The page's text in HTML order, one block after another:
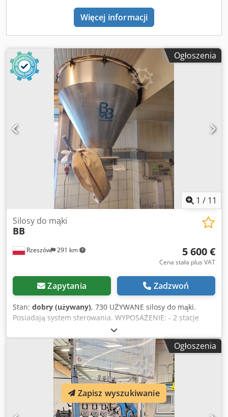
Więcej informacji
Ogłoszenia
1 / 11
Rzeszów 291 km
Silosy do mąki
BB
5 600 €
Cena stała plus VAT
Zapytania Zadzwoń
Stan: dobry (używany), 730 UŻYWANE silosy do mąki.
Posiadają system sterowania. WYPOSAŻENIE: - 2 stacje
(zbiorniki) rozładunku mąki - 4 silosy płucienne o łącznej
pojemności ok 13-14 ton o wym: WYMIARY ZEWNĘTRZNE (w
cm.): - 1 silos: 294x294, wys 230, pojemność: 5 ton - 2 silos:
208x208, wys 230, pojemność: 3 tony - 3 silos: 177x278, wys
220, pojemność: 3 tony - 4 silos: 177x208, wys 220,
pojemność: 2,5 tony. Dwjdpfsrt Tdcox Ahboa Urządzenie
gotowe do obejrzenia znajduje się w naszym magazynie
(36-068 Bachórz, Polska). Dostępne opcje płatne: remont /
transport / montaż / uruchomienie. Podana cena jest ceną
Ogłoszenia
Zapisz wyszukiwanie